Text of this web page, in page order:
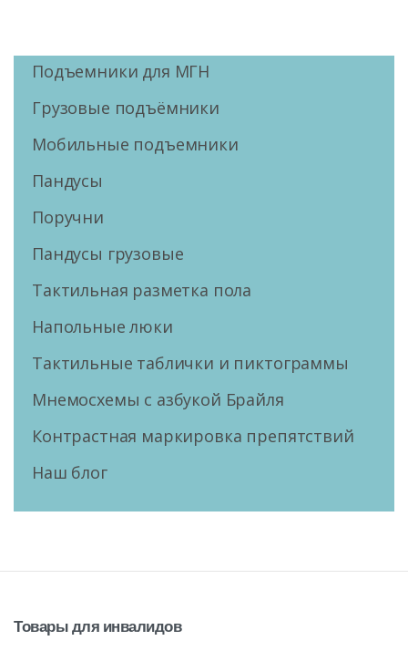
Подъемники для МГН
Грузовые подъёмники
Мобильные подъемники
Пандусы
Поручни
Пандусы грузовые
Тактильная разметка пола
Напольные люки
Тактильные таблички и пиктограммы
Мнемосхемы с азбукой Брайля
Контрастная маркировка препятствий
Наш блог
Товарыдля инвалидов